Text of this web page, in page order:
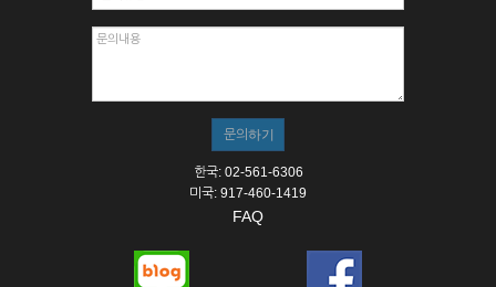
제5조 (서비스의 이용 및 중지)
② 시스템 점검, 교체 및 고장, 기술적인 이유, 국가비상사태, 정
스가 불가능할 경우 회사는 사전 공지나 예고 없이 서비스의 전
부 또는 일부를 일시적 또는 영구적으로 중지할 수 있습니다.
③ 기타 회사는 서비스를 제공할 수 없는 합당한 사유가 발생한
④ 회사는 제 2항 및 제 3항의 사유로 서비스의 제공이 일시적
여 배상하지 않습니다.
한국: 02-561-6306
미국: 917-460-1419
FAQ